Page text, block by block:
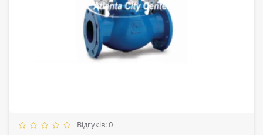
Відгуків: 0